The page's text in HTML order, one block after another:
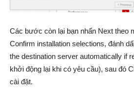
Các bước còn lại bạn nhấn Next theo
Confirm installation selections, đánh
the destination server automatically if
khởi động lại khi có yêu cầu), sau đó
cài đặt.